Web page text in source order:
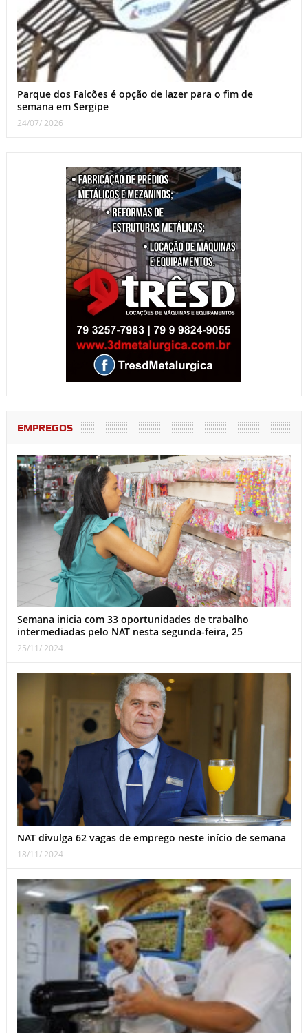
Parque dos Falcões é opção de lazer para o fim de
semana em Sergipe
24/07/ 2026
EMPREGOS
Semana inicia com 33 oportunidades de trabalho
intermediadas pelo NAT nesta segunda-feira, 25
25/11/ 2024
NAT divulga 62 vagas de emprego neste início de semana
18/11/ 2024